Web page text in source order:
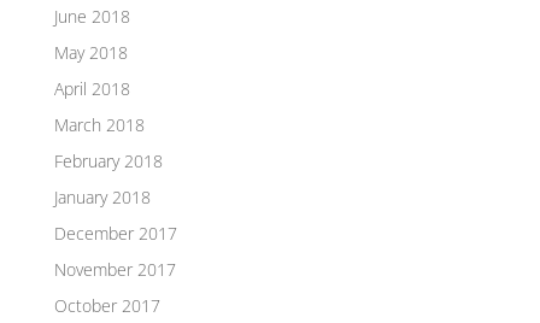
June 2018
May 2018
April 2018
March 2018
February 2018
January 2018
December 2017
November 2017
October 2017